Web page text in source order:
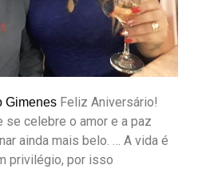
Gimenes Feliz Aniversário!
se celebre o amor e a paz
ainda mais belo. … A vida é
privilégio, por isso